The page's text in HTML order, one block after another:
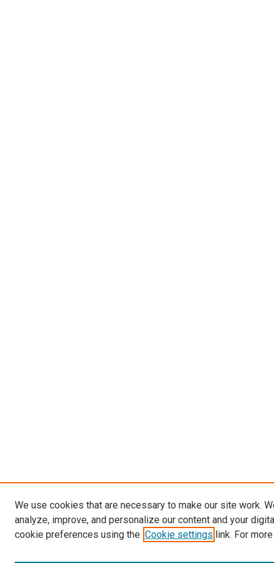
We use cookies that are necessary to make our site work.
analyze, improve, and personalize our content and your
cookie preferences using the Cookie settings link. For